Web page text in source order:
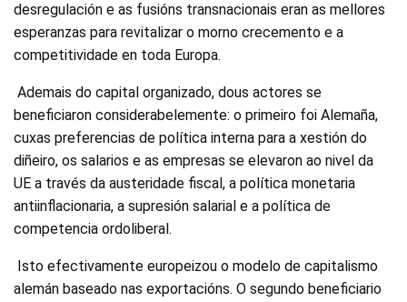
desregulación e as fusións transnacionais eran as mellores
esperanzas para revitalizar o morno crecemento e a
competitividade en toda Europa.
Ademais do capital organizado, dous actores se
beneficiaron considerabelemente: o primeiro foi Alemaña,
cuxas preferencias de política interna para a xestión do
diñeiro, os salarios e as empresas se elevaron ao nivel da
UE a través da austeridade fiscal, a política monetaria
antiinflacionaria, a supresión salarial e a política de
competencia ordoliberal.
Isto efectivamente europeizou o modelo de capitalismo
alemán baseado nas exportacións. O segundo beneficiario